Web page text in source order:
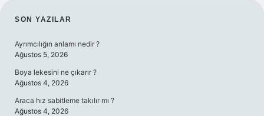
SIDEBAR
SON YAZILAR
Ayrımcılığın anlamı nedir ?
Ağustos 5, 2026
Boya lekesini ne çıkarır ?
Ağustos 4, 2026
Araca hız sabitleme takılır mı ?
Ağustos 4, 2026